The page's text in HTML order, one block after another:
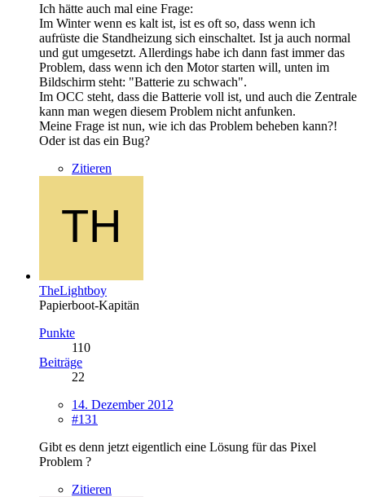
Ich hätte auch mal eine Frage:
Im Winter wenn es kalt ist, ist es oft so, dass wenn ich
aufrüste die Standheizung sich einschaltet. Ist ja auch normal
und gut umgesetzt. Allerdings habe ich dann fast immer das
Problem, dass wenn ich den Motor starten will, unten im
Bildschirm steht: "Batterie zu schwach".
Im OCC steht, dass die Batterie voll ist, und auch die Zentrale
kann man wegen diesem Problem nicht anfunken.
Meine Frage ist nun, wie ich das Problem beheben kann?!
Oder ist das ein Bug?
Zitieren
TheLightboy
Papierboot-Kapitän
Punkte
110
Beiträge
22
14. Dezember 2012
#131
Gibt es denn jetzt eigentlich eine Lösung für das Pixel
Problem ?
Zitieren